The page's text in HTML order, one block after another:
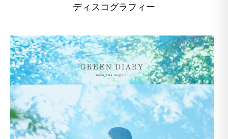
ディスコグラフィー